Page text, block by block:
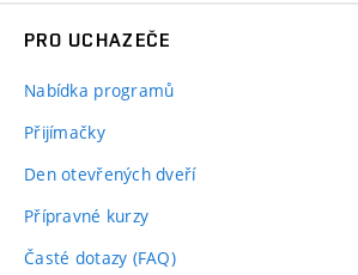
PRO UCHAZEČE
Nabídka programů
Přijímačky
Den otevřených dveří
Přípravné kurzy
Časté dotazy (FAQ)